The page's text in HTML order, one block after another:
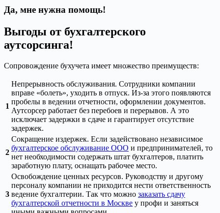
Да, мне нужна помощь!
Выгоды от бухгалтерского
аутсорсинга!
Сопровождение бухучета имеет множество преимуществ:
1
Непрерывность обслуживания. Сотрудники компании
вправе «болеть», уходить в отпуск. Из-за этого появляются
пробелы в ведении отчетности, оформлении документов.
Аутсорсер работает без перебоев и перерывов. А это
исключает задержки в сдаче и гарантирует отсутствие
задержек.
2
Сокращение издержек. Если задействовано независимое
бухгалтерское обслуживание ООО и предпринимателей, то
нет необходимости содержать штат бухгалтеров, платить
заработную плату, оснащать рабочее место.
3
Освобождение ценных ресурсов. Руководству и другому
персоналу компании не приходится нести ответственность
ведение бухгалтерии. Так что можно заказать сдачу
бухгалтерской отчетности в Москве у профи и заняться